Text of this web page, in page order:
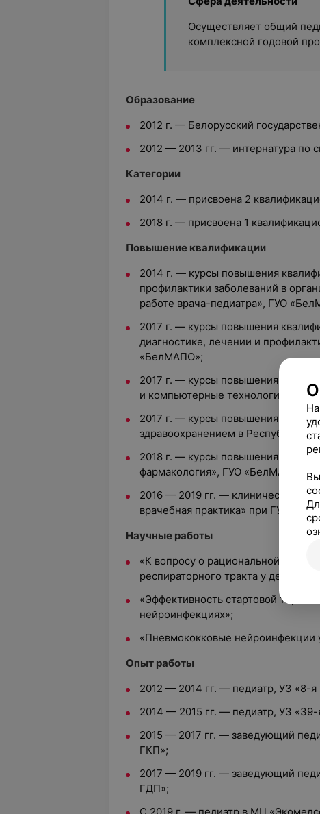
Осуществляет общий
комплексной годовой
Образование
2012 г. — Белорусский
2012 — 2013 гг. — интернатура по
Категории
2014 г. — присвоена 2
2018 г. — присвоена 1
Повышение квалификации
2014 г. — курсы повышения
профилактики заболеваний в
работе врача-педиатра», ГУО
2017 г. — курсы повышения
диагностике, лечении и
«БелМАПО»;
2017 г. — курсы повышения
и компьютерные технологии»,
2017 г. — курсы повышения
здравоохранением в Республике
2018 г. — курсы повышения
фармакология», ГУО «БелМАПО»;
2016 — 2019 гг. — клиническая
врачебная практика» при ГУО
Научные работы
«К вопросу о рациональной
респираторного тракта у детей»;
«Эффективность стартовой
нейроинфекциях»;
«Пневмококковые нейроинфекции
Опыт работы
2012 — 2014 гг. — педиатр, УЗ «8-
2014 — 2015 гг. — педиатр, УЗ
2015 — 2017 гг. — заведующий
ГКП»;
2017 — 2019 гг. — заведующий
ГДП»;